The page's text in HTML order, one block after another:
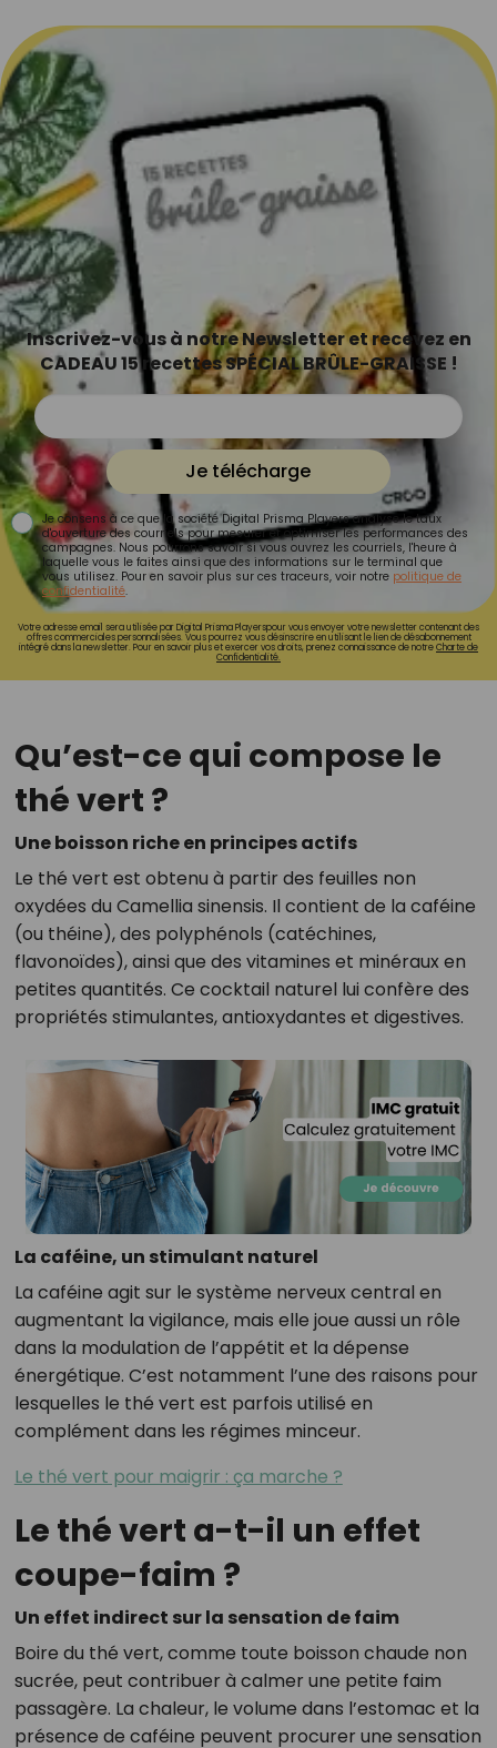
Inscrivez-vous à notre Newsletter et recevez en
CADEAU 15 recettes SPÉCIAL BRÛLE-GRAISSE !
Je télécharge
Je consens à ce que la société Digital Prisma Players analyse le taux
d'ouverture des courriels pour mesurer et optimiser les performances des
campagnes. Nous pourrons savoir si vous ouvrez les courriels, l'heure à
laquelle vous le faites ainsi que des informations sur le terminal que
vous utilisez. Pour en savoir plus sur ces traceurs, voir notre politique de
confidentialité.
Votre adresse email sera utilisée par Digital Prisma Playerspour vous envoyer votre newsletter contenant des
offres commerciales personnalisées. Vous pourrez vous désinscrire en utilisant le lien de désabonnement
intégré dans la newsletter. Pour en savoir plus et exercer vos droits, prenez connaissance de notreCharte de
Confidentialité.
Qu’est-ce qui compose le
thé vert ?
Une boisson riche en principes actifs
Le thé vert est obtenu à partir des feuilles non
oxydées du Camellia sinensis. Il contient de la caféine
(ou théine), des polyphénols (catéchines,
flavonoïdes), ainsi que des vitamines et minéraux en
petites quantités. Ce cocktail naturel lui confère des
propriétés stimulantes, antioxydantes et digestives.
La caféine, un stimulant naturel
La caféine agit sur le système nerveux central en
augmentant la vigilance, mais elle joue aussi un rôle
dans la modulation de l’appétit et la dépense
énergétique. C’est notamment l’une des raisons pour
lesquelles le thé vert est parfois utilisé en
complément dans les régimes minceur.
Le thé vert pour maigrir : ça marche ?
Le thé vert a-t-il un effet
coupe-faim ?
Un effet indirect sur la sensation de faim
Boire du thé vert, comme toute boisson chaude non
sucrée, peut contribuer à calmer une petite faim
passagère. La chaleur, le volume dans l’estomac et la
présence de caféine peuvent procurer une sensation